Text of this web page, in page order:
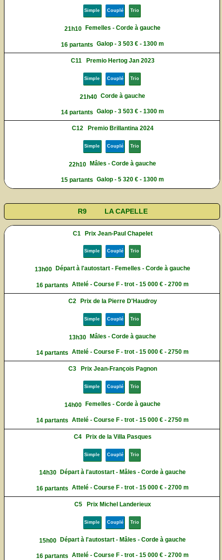
Simple Couplé Trio
21h10 Femelles - Corde à gauche
16 partants Galop - 3 503 € - 1300 m
C11 Premio Hertog Jan 2023
Simple Couplé Trio
21h40 Corde à gauche
14 partants Galop - 3 503 € - 1300 m
C12 Premio Brillantina 2024
Simple Couplé Trio
22h10 Mâles - Corde à gauche
15 partants Galop - 5 320 € - 1300 m
R9 LA CAPELLE
C1 Prix Jean-Paul Chapelet
Simple Couplé Trio
13h00 Départ à l'autostart - Femelles - Corde à gauche
16 partants Attelé - Course F - trot - 15 000 € - 2700 m
C2 Prix de la Pierre D'Haudroy
Simple Couplé Trio
13h30 Mâles - Corde à gauche
14 partants Attelé - Course F - trot - 15 000 € - 2750 m
C3 Prix Jean-François Pagnon
Simple Couplé Trio
14h00 Femelles - Corde à gauche
14 partants Attelé - Course F - trot - 15 000 € - 2750 m
C4 Prix de la Villa Pasques
Simple Couplé Trio
14h30 Départ à l'autostart - Mâles - Corde à gauche
16 partants Attelé - Course F - trot - 15 000 € - 2700 m
C5 Prix Michel Landerieux
Simple Couplé Trio
15h00 Départ à l'autostart - Mâles - Corde à gauche
16 partants Attelé - Course F - trot - 15 000 € - 2700 m